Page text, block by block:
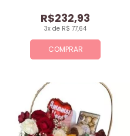
COMPRAR
3x de R$ 77,64
R$232,93